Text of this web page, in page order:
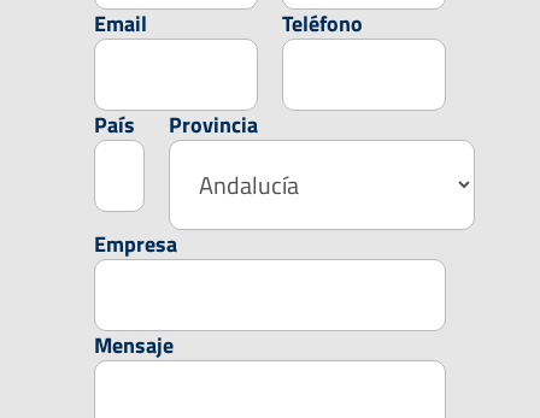
Email Teléfono
País Provincia
Empresa
Mensaje